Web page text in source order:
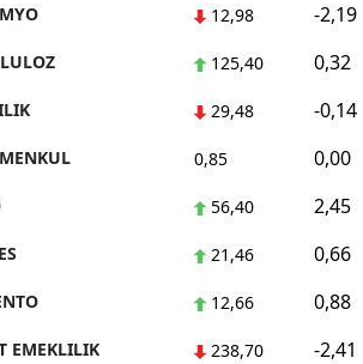
12,98 -2,19
125,40 0,32
29,48 -0,14
0,85 0,00
56,40 2,45
21,46 0,66
12,66 0,88
EMEKLILIK 238,70 -2,41